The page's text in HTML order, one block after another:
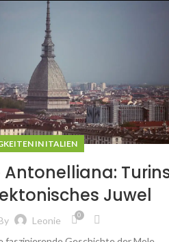
IN ITALIEN
Antonelliana:
Juwel
Leonie 0